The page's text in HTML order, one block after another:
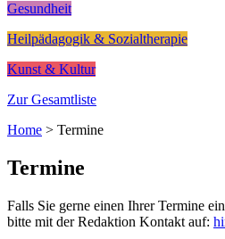
Gesundheit
Heilpädagogik & Sozialtherapie
Kunst & Kultur
Zur Gesamtliste
Home > Termine
Termine
Falls Sie gerne einen Ihrer Termine
bitte mit der Redaktion Kontakt auf: